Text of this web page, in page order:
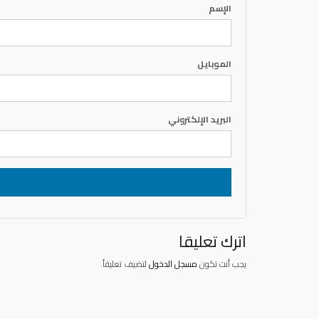
الإسم
الموبايل
البريد الإلكتروني
اترك تعليقا
يجب أنت تكونمسجل الدخوللتضيف تعليقاً.